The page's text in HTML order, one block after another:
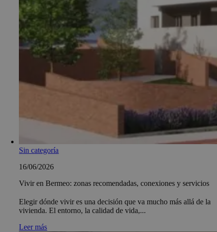
Sin categoría
16/06/2026
Vivir en Bermeo: zonas recomendadas, conexiones y servicios
Elegir dónde vivir es una decisión que va mucho más allá de la
vivienda. El entorno, la calidad de vida,...
Leer más